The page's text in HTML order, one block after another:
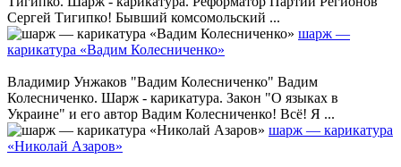
Сергей Тигипко! Бывший комсомольский ...
шарж —
карикатура «Вадим Колесниченко»
Владимир Унжаков "Вадим Колесниченко" Вадим
Колесниченко. Шарж - карикатура. Закон "О языках в
Украине" и его автор Вадим Колесниченко! Всё! Я ...
шарж — карикатура
«Николай Азаров»